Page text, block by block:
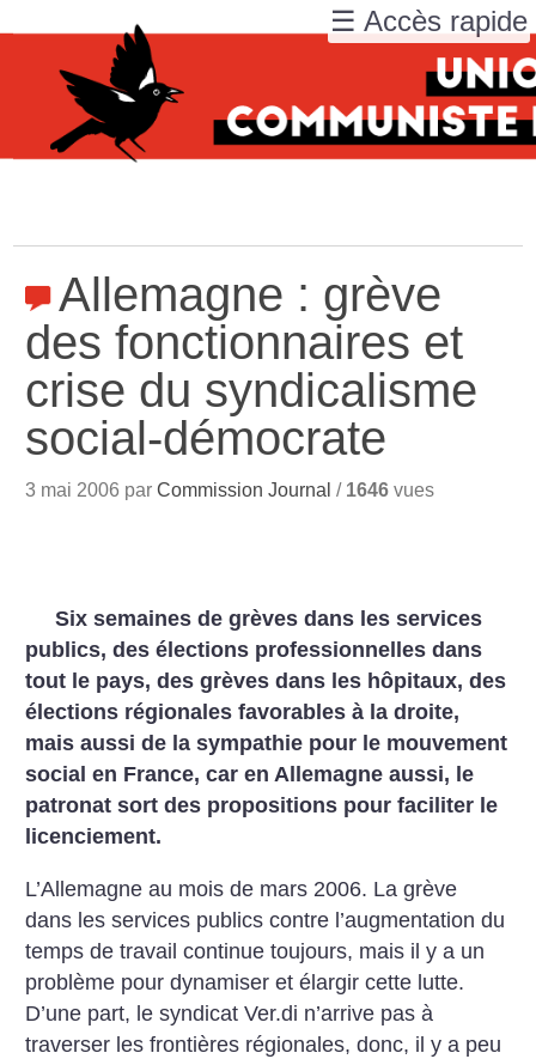
Allemagne : grève
des fonctionnaires et
crise du syndicalisme
social-démocrate
3 mai 2006 parCommission Journal / 1646 vues
Six semaines de grèves dans les services
publics, des élections professionnelles dans
tout le pays, des grèves dans les hôpitaux, des
élections régionales favorables à la droite,
mais aussi de la sympathie pour le mouvement
social en France, car en Allemagne aussi, le
patronat sort des propositions pour faciliter le
licenciement.
L’Allemagne au mois de mars 2006. La grève
dans les services publics contre l’augmentation du
temps de travail continue toujours, mais il y a un
problème pour dynamiser et élargir cette lutte.
D’une part, le syndicat Ver.di n’arrive pas à
traverser les frontières régionales, donc, il y a peu
☰ Accès rapide